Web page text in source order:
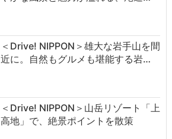
＜Drive! NIPPON＞雄大な岩手山を間
近に。自然もグルメも堪能する岩…
＜Drive! NIPPON＞山岳リゾート「上
高地」で、絶景ポイントを散策